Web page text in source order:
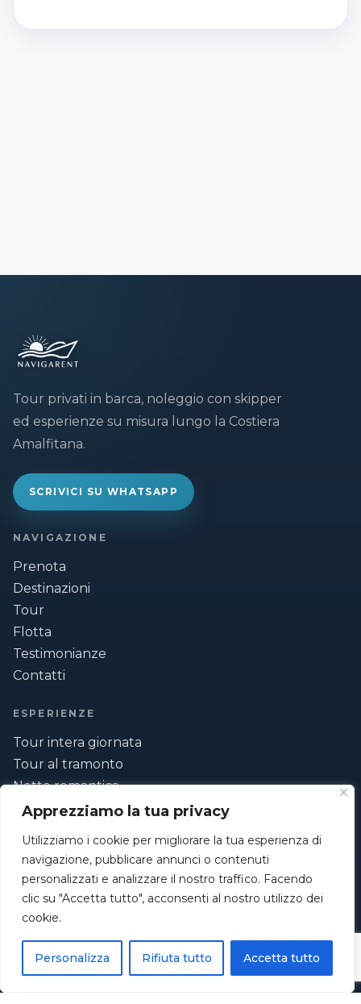
Apprezziamo la tua privacy
Utilizziamo i cookie per migliorare la tua esperienza di
navigazione, pubblicare annunci o contenuti
personalizzati e analizzare il nostro traffico. Facendo
clic su "Accetta tutto", acconsenti al nostro utilizzo dei
cookie.
Personalizza Rifiuta tutto Accetta tutto
Tour privati in barca, noleggio con skipper
ed esperienze su misura lungo la Costiera
Amalfitana.
SCRIVICI SU WHATSAPP
NAVIGAZIONE
Prenota
Destinazioni
Tour
Flotta
Testimonianze
Contatti
ESPERIENZE
Tour intera giornata
Tour al tramonto
Notte romantica
La nostra flotta
CONTATTI
+39 350 171 9752
info@navigarent.it
Sede legale: Via San Pio da Pietrelcina 5/b
84133 Salerno (SA)
P.IVA 06244250657